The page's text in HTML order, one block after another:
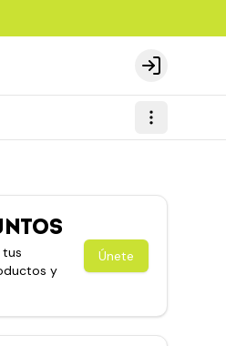
Login
tus
y
Únete